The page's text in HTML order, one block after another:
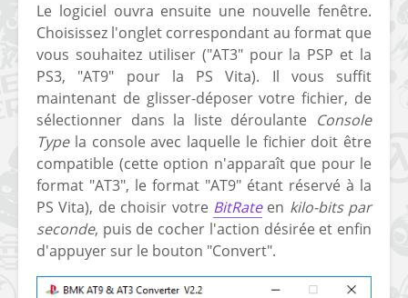
Le logiciel ouvra ensuite une nouvelle fenêtre.
Choisissez l'onglet correspondant au format que
vous souhaitez utiliser ("AT3" pour la PSP et la
PS3, "AT9" pour la PS Vita). Il vous suffit
maintenant de glisser-déposer votre fichier, de
sélectionner dans la liste déroulante Console
Typela console avec laquelle le fichier doit être
compatible (cette option n'apparaît que pour le
format "AT3", le format "AT9" étant réservé à la
PS Vita), de choisir votre BitRateen kilo-bits par
seconde, puis de cocher l'action désirée et enfin
d'appuyer sur le bouton "Convert".